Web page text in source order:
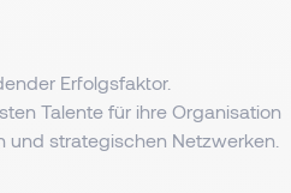
Erfolgsfaktor.
Talente für ihre Organisation
strategischen Netzwerken.